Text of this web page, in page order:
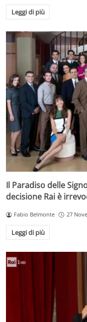
Leggi di più
Il Paradiso delle
decisione Rai è
Fabio Belmonte 27
Leggi di più